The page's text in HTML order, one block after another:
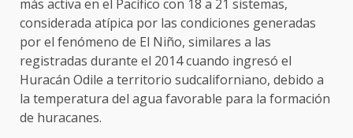
más activa en el Pacífico con 18 a 21 sistemas,
considerada atípica por las condiciones generadas
por el fenómeno de El Niño, similares a las
registradas durante el 2014 cuando ingresó el
Huracán Odile a territorio sudcaliforniano, debido a
la temperatura del agua favorable para la formación
de huracanes.